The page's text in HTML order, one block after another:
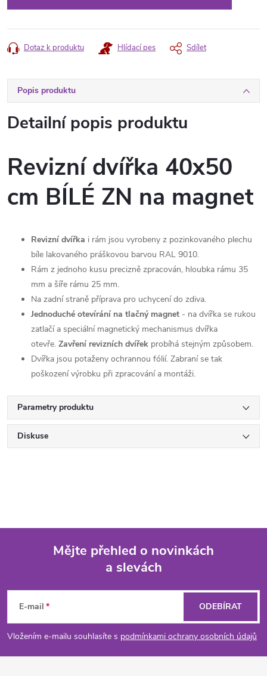
Dotaz k produktu Hlídací pes Sdílet
Popis produktu
Detailní popis produktu
Revizní dvířka 40x50
cm BÍLÉ ZN na magnet
Revizní dvířka i rám jsou vyrobeny z pozinkovaného plechu
bíle lakovaného práškovou barvou RAL 9010.
Rám z jednoho kusu precizně zpracován, hloubka rámu 35
mm a šíře rámu 25 mm.
Na zadní straně příprava pro uchycení do zdiva.
Jednoduché otevírání na tlačný magnet - na dvířka se rukou
zatlačí a speciální magnetický mechanismus dvířka
otevře. Zavření revizních dvířek probíhá stejným způsobem.
Dvířka jsou potaženy ochrannou fólií. Zabraní se tak
poškození výrobku při zpracování a montáži.
Parametry produktu
Diskuse
p
a
Mějte přehled o novinkách
a slevách
E-mail
Vložením e-mailu souhlasíte s podmínkami ochrany osobních údajů
ODEBÍRAT